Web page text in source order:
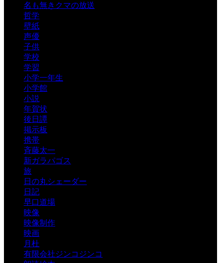
名も無きクマの放送
哲学
壁紙
声優
子供
学校
学習
小学一年生
小学館
小説
年賀状
後日譚
掲示板
携帯
斉藤太一
新ガラパゴス
旅
日の丸シェーダー
日記
早口道場
映像
映像制作
映画
月杜
有限会社ジンコジンコ